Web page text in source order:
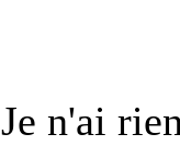
Je n'ai